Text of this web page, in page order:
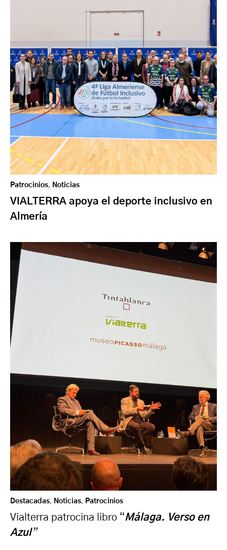
Patrocinios, Noticias
VIALTERRA apoya el deporte inclusivo en
Almería
Destacadas, Noticias, Patrocinios
Vialterra patrocina libro “Málaga. Verso en
Azul”